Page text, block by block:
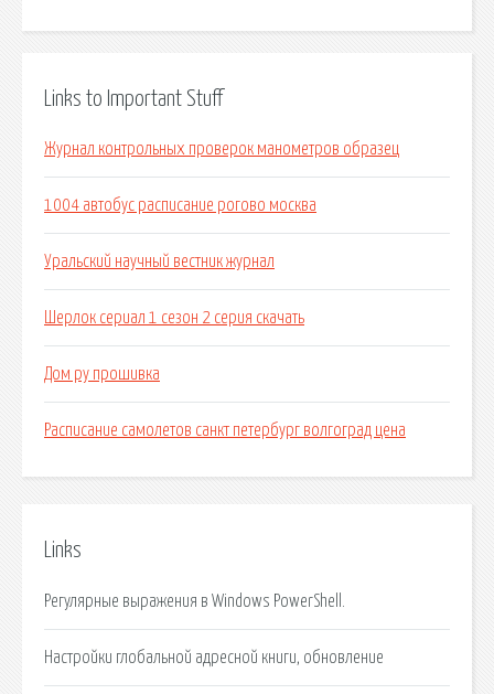
Links to Important Stuff
Журнал контрольных проверок манометров образец
1004 автобус расписание рогово москва
Уральский научный вестник журнал
Шерлок сериал 1 сезон 2 серия скачать
Дом ру прошивка
Расписание самолетов санкт петербург волгоград цена
Links
Регулярные выражения в Windows PowerShell.
Настройки глобальной адресной книги, обновление